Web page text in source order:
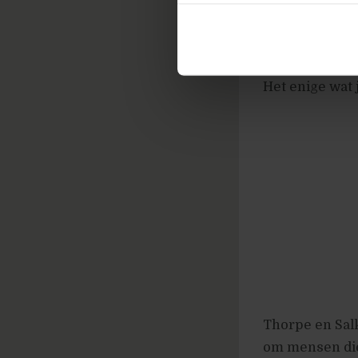
Een ander
een Stroop
Het enige wat
Thorpe en
om mensen